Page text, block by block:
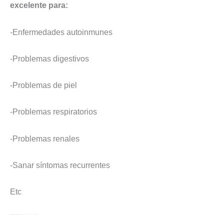
excelente para:
-Enfermedades autoinmunes
-Problemas digestivos
-Problemas de piel
-Problemas respiratorios
-Problemas renales
-Sanar síntomas recurrentes
Etc